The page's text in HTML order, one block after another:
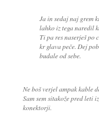
Ja in sedaj naj grem
lahko iz tega naredil
Ti pa res naserješ po
kr glava peče. Dej
budale od sebe.
Ne boš verjel ampak kable
Sam sem sitakože pred leti
konektorji.